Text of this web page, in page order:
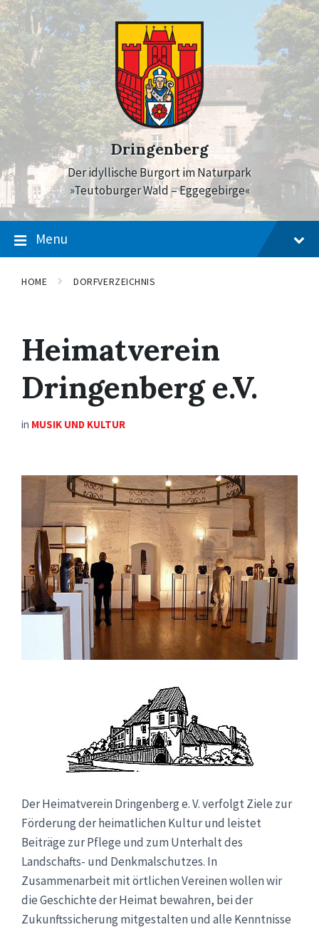
Skip
to
content
Skip
to
main
navigation
Skip
to
footer
Dringenberg
Der idyllische Burgort im Naturpark
»Teutoburger Wald – Eggegebirge«
Menu
HOME DORFVERZEICHNIS
Heimatverein
Dringenberg e.V.
in MUSIK UND KULTUR
Der Heimatverein Dringenberg e. V. verfolgt Ziele zur
Förderung der heimatlichen Kultur und leistet
Beiträge zur Pflege und zum Unterhalt des
Landschafts- und Denkmalschutzes. In
Zusammenarbeit mit örtlichen Vereinen wollen wir
die Geschichte der Heimat bewahren, bei der
Zukunftssicherung mitgestalten und alle Kenntnisse